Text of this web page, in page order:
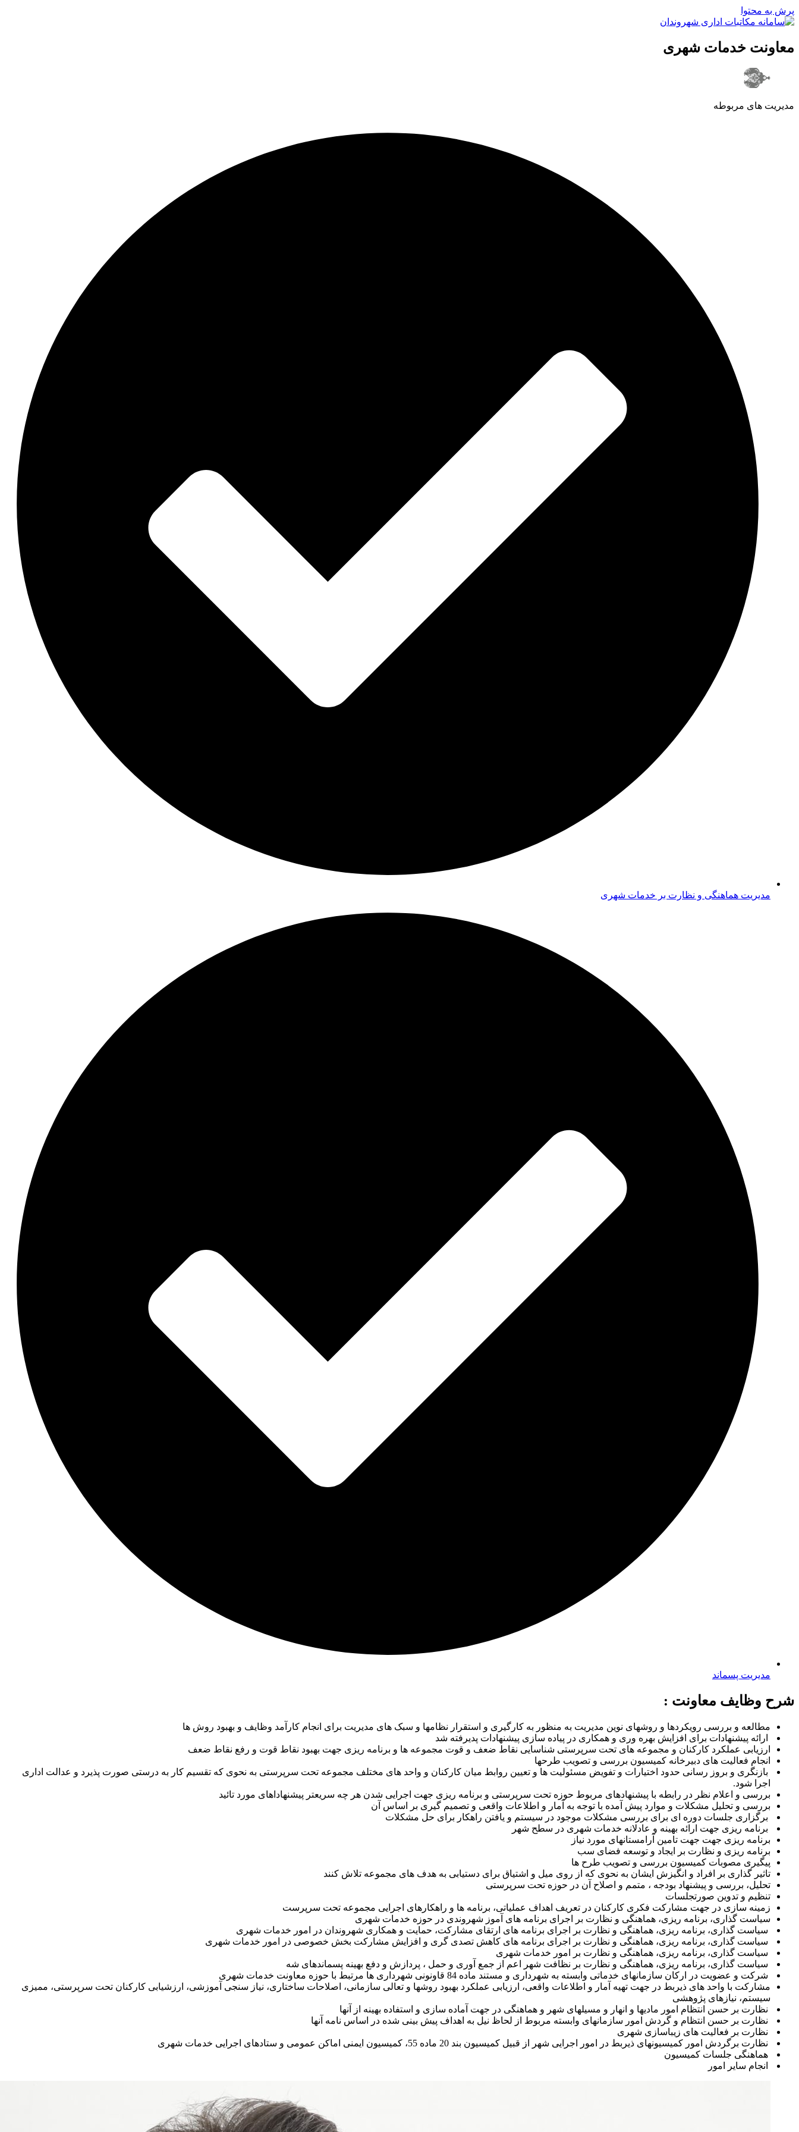
پرش به محتوا
معاونت خدمات شهری
مدیریت های مربوطه
مدیریت هماهنگی و نظارت بر خدمات شهری
مدیریت پسماند
شرح وظایف معاونت :
مطالعه و بررسی رویکردها و روشهای نوین مدیریت به منظور به کارگیری و استقرار نظامها و سبک های مدیریت برای انجام کارآمد وظایف و بهبود روش ها
ارائه پیشنهادات برای افزایش بهره وری و همکاری در پیاده سازی پیشنهادات پدیرفته شد
ارزیابی عملکرد کارکنان و مجموعه های تحت سرپرستی شناسایی نقاط ضعف و قوت مجموعه ها و برنامه ریزی جهت بهبود نقاط قوت و رفع نقاط ضعف
انجام فعالیت های دبیرخانه کمیسیون بررسی و تصویب طرحها
بازنگری و بروز رسانی حدود اختیارات و تفویض مسئولیت ها و تعیین روابط میان کارکنان و واحد های مختلف مجموعه تحت سرپرستی به نحوی که تقسیم کار به درستی صورت پذیرد و عدالت اداری
اجرا شود.
بررسی و اعلام نظر در رابطه با پیشنهادهای مربوط حوزه تحت سرپرستی و برنامه ریزی جهت اجرایی شدن هر چه سریعتر پیشنهاداهای مورد تائید
بررسی و تحلیل مشکلات و موارد پیش آمده با توجه به آمار و اطلاعات واقعی و تصمیم گیری بر اساس آن
برگزاری جلسات دوره ای برای بررسی مشکلات موجود در سیستم و یافتن راهکار برای حل مشکلات
برنامه ریزی جهت ارائه بهینه و عادلانه خدمات شهری در سطح شهر
برنامه ریزی جهت جهت تامین آرامستانهای مورد نیاز
برنامه ریزی و نظارت بر ایجاد و توسعه فضای سب
پیگیری مصوبات کمیسیون بررسی و تصویب طرح ها
تاثیر گذاری بر افراد و انگیزش ایشان به نحوی که از روی میل و اشتیاق برای دستیابی به هدف های مجموعه تلاش کنند
تحلیل، بررسی و پیشنهاد بودجه ، متمم و اصلاح آن در حوزه تحت سرپرستی
تنظیم و تدوین صورتجلسات
زمینه سازی در جهت مشارکت فکری کارکنان در تعریف اهداف عملیاتی، برنامه ها و راهکارهای اجرایی مجموعه تحت سرپرست
سیاست گذاری، برنامه ریزی، هماهنگی و نظارت بر اجرای برنامه های آموز شهروندی در حوزه خدمات شهری
سیاست گذاری، برنامه ریزی، هماهنگی و نظارت بر اجرای برنامه های ارتقای مشارکت، حمایت و همکاری شهروندان در امور خدمات شهری
سیاست گذاری، برنامه ریزی، هماهنگی و نظارت بر اجرای برنامه های کاهش تصدی گری و افزایش مشارکت بخش خصوصی در امور خدمات شهری
سیاست گذاری، برنامه ریزی، هماهنگی و نظارت بر امور خدمات شهری
سیاست گذاری، برنامه ریزی، هماهنگی و نظارت بر نظافت شهر اعم از جمع آوری و حمل ، پردازش و دفع بهینه پسماندهای شه
شرکت و عضویت در ارکان سازمانهای خدماتی وابسته به شهرداری و مستند ماده 84 قاونونی شهرداری ها مرتبط با حوزه معاونت خدمات شهری
مشارکت با واحد های ذیربط در جهت تهیه آمار و اطلاعات واقعی، ارزیابی عملکرد بهبود روشها و تعالی سازمانی، اصلاحات ساختاری، نیاز سنجی آموزشی، ارزشیابی کارکنان تحت سرپرستی، ممیزی
سیستم، نیازهای پژوهشی
نظارت بر حسن انتظام امور مادیها و انهار و مسیلهای شهر و هماهنگی در جهت آماده سازی و استفاده بهینه از آنها
نظارت بر حسن انتظام و گردش امور سازمانهای وابسته مربوط از لحاظ نیل به اهداف پیش بینی شده در اساس نامه آنها
نظارت بر فعالیت های زیباسازی شهری
نظارت برگردش امور کمیسیونهای ذیربط در امور اجرایی شهر از قبیل کمیسیون بند 20 ماده 55، کمیسیون ایمنی اماکن عمومی و ستادهای اجرایی خدمات شهری
هماهنگی جلسات کمیسیون
انجام سایر امور